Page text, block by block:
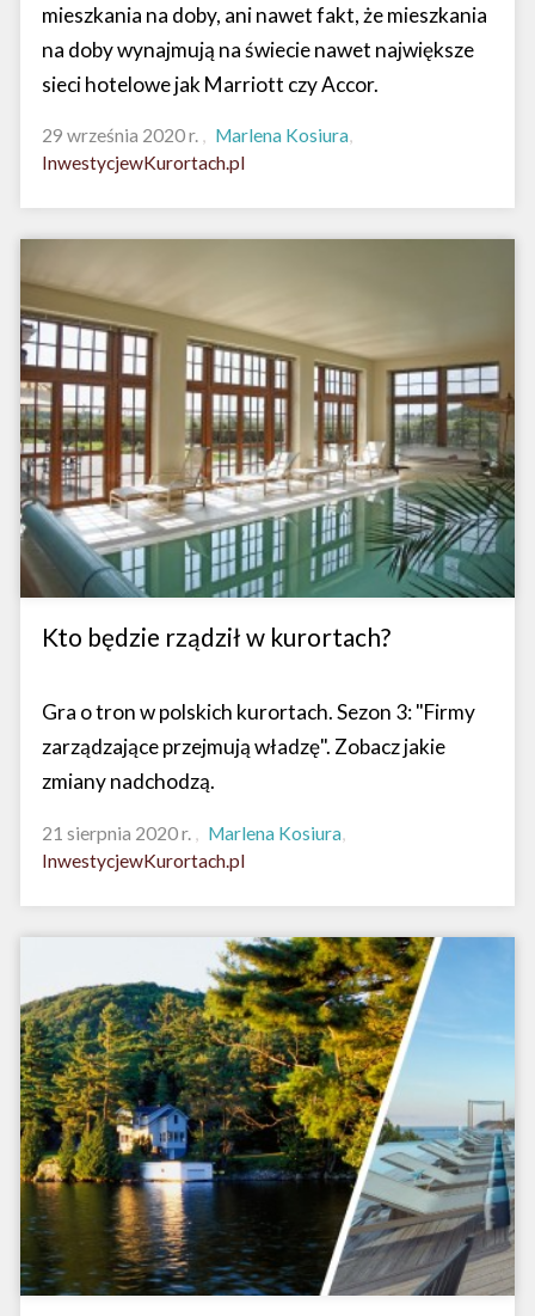
mieszkania na doby, ani nawet fakt, że mieszkania
na doby wynajmują na świecie nawet największe
sieci hotelowe jak Marriott czy Accor.
29 września 2020 r.
Marlena Kosiura
InwestycjewKurortach.pl
Kto będzie rządził w kurortach?
Gra o tron w polskich kurortach. Sezon 3: "Firmy
zarządzające przejmują władzę". Zobacz jakie
zmiany nadchodzą.
21 sierpnia 2020 r.
Marlena Kosiura
InwestycjewKurortach.pl